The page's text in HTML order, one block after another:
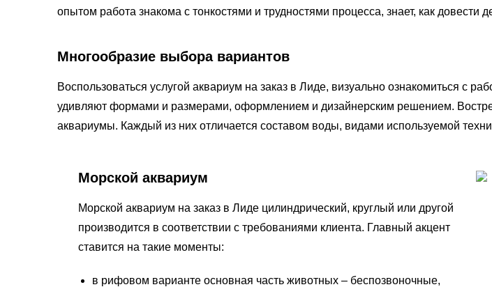
опытом работа знакома с тонкостями и трудностями процесса, знает, как довести
Многообразие выбора вариантов
Воспользоваться услугой аквариум на заказ в Лиде, визуально ознакомиться с
удивляют формами и размерами, оформлением и дизайнерским решением.
аквариумы. Каждый из них отличается составом воды, видами используемой
Морской аквариум
Морской аквариум на заказ в Лиде цилиндрический, круглый или другой
производится в соответствии с требованиями клиента. Главный акцент
ставится на такие моменты:
в рифовом варианте основная часть животных – беспозвоночные,